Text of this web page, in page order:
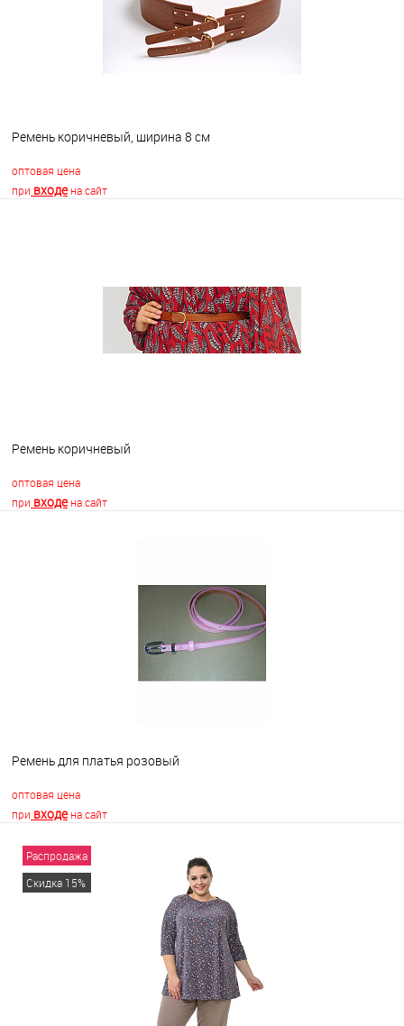
Ремень коричневый, ширина 8 см
оптовая цена
при входена сайт
В наличии
Ремень коричневый
оптовая цена
при входена сайт
Недоступно
Ремень для платья розовый
оптовая цена
при входена сайт
В корзину
Распродажа
Скидка 15%